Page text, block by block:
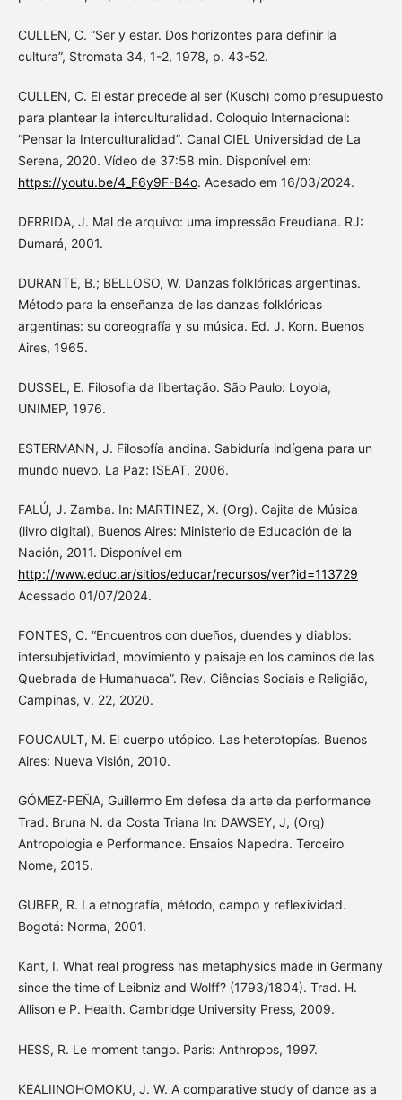
CULLEN, C. “Ser y estar. Dos horizontes para definir la
cultura”, Stromata 34, 1-2, 1978, p. 43-52.
CULLEN, C. El estar precede al ser (Kusch) como presupuesto
para plantear la interculturalidad. Coloquio Internacional:
“Pensar la Interculturalidad”. Canal CIEL Universidad de La
Serena, 2020. Vídeo de 37:58 min. Disponível em:
https://youtu.be/4_F6y9F-B4o. Acesado em 16/03/2024.
DERRIDA, J. Mal de arquivo: uma impressão Freudiana. RJ:
Dumará, 2001.
DURANTE, B.; BELLOSO, W. Danzas folklóricas argentinas.
Método para la enseñanza de las danzas folklóricas
argentinas: su coreografía y su música. Ed. J. Korn. Buenos
Aires, 1965.
DUSSEL, E. Filosofia da libertação. São Paulo: Loyola,
UNIMEP, 1976.
ESTERMANN, J. Filosofía andina. Sabiduría indígena para un
mundo nuevo. La Paz: ISEAT, 2006.
FALÚ, J. Zamba. In: MARTINEZ, X. (Org). Cajita de Música
(livro digital), Buenos Aires: Ministerio de Educación de la
Nación, 2011. Disponível em
http://www.educ.ar/sitios/educar/recursos/ver?id=113729
Acessado 01/07/2024.
FONTES, C. “Encuentros con dueños, duendes y diablos:
intersubjetividad, movimiento y paisaje en los caminos de las
Quebrada de Humahuaca”. Rev. Ciências Sociais e Religião,
Campinas, v. 22, 2020.
FOUCAULT, M. El cuerpo utópico. Las heterotopías. Buenos
Aires: Nueva Visión, 2010.
GÓMEZ-PEÑA, Guillermo Em defesa da arte da performance
Trad. Bruna N. da Costa Triana In: DAWSEY, J, (Org)
Antropologia e Performance. Ensaios Napedra. Terceiro
Nome, 2015.
GUBER, R. La etnografía, método, campo y reflexividad.
Bogotá: Norma, 2001.
Kant, I. What real progress has metaphysics made in Germany
since the time of Leibniz and Wolff? (1793/1804). Trad. H.
Allison e P. Health. Cambridge University Press, 2009.
HESS, R. Le moment tango. Paris: Anthropos, 1997.
KEALIINOHOMOKU, J. W. A comparative study of dance as a